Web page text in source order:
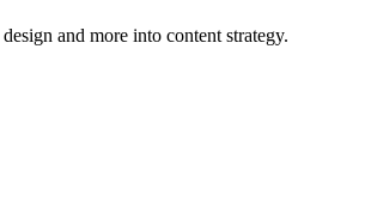
and more into content strategy.